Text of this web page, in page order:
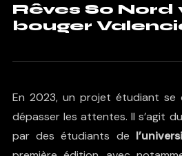
Rêves So Nord
bouger
En 2023, un projet étudiant se
dépasser les attentes. Il s’agit du
par des étudiants de